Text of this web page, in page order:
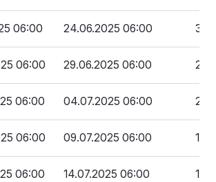
06:00 24.06.2025 06:00
06:00 29.06.2025 06:00
06:00 04.07.2025 06:00
06:00 09.07.2025 06:00
06:00 14.07.2025 06:00